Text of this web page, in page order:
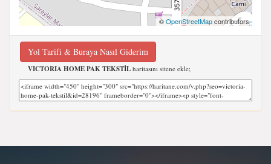
©OpenStreetMapcontributors
Yol Tarifi & Buraya Nasıl Giderim
VICTORIA HOME PAK TEKSTİL haritasını sitene ekle;